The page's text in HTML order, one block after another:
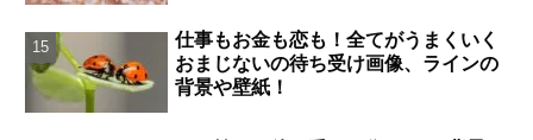
仕事もお金も恋も！全てがうまくいく
おまじないの待ち受け画像、ラインの
背景や壁紙！